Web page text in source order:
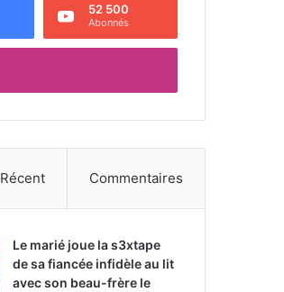
52 500
Abonnés
Récent Commentaires
Le marié joue la s3xtape
de sa fiancée infidèle au lit
avec son beau-frère le